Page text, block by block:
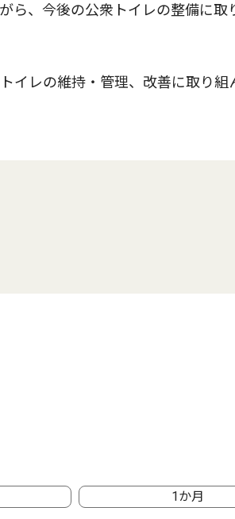
ら、今後の公衆トイレの整備に取
イレの維持・管理、改善に取り組
1か月